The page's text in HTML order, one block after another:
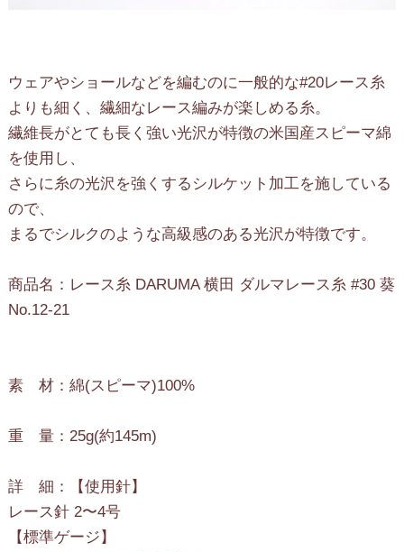
ウェアやショールなどを編むのに一般的な#20レース糸
よりも細く、繊細なレース編みが楽しめる糸。
繊維長がとても長く強い光沢が特徴の米国産スピーマ綿
を使用し、
さらに糸の光沢を強くするシルケット加工を施している
ので、
まるでシルクのような高級感のある光沢が特徴です。
商品名：レース糸 DARUMA 横田 ダルマレース糸 #30 葵
No.12-21
素 材：綿(スピーマ)100%
重 量：25g(約145m)
詳 細：【使用針】
レース針 2〜4号
【標準ゲージ】